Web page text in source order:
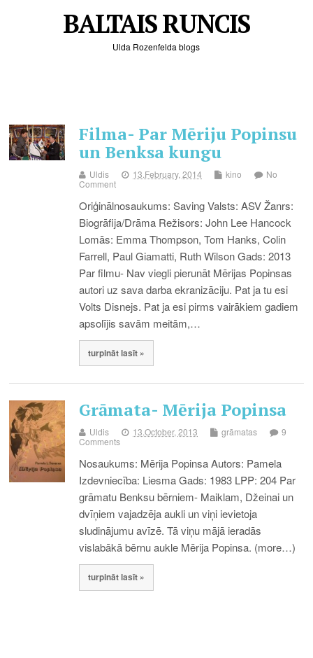
BALTAIS RUNCIS
Ulda Rozenfelda blogs
Filma- Par Mēriju Popinsu
un Benksa kungu
Uldis 13.February, 2014 kino
No
Comment
Oriģinālnosaukums: Saving Valsts: ASV Žanrs:
Biogrāfija/Drāma Režisors: John Lee Hancock
Lomās: Emma Thompson, Tom Hanks, Colin
Farrell, Paul Giamatti, Ruth Wilson Gads: 2013
Par filmu- Nav viegli pierunāt Mērijas Popinsas
autori uz sava darba ekranizāciju. Pat ja tu esi
Volts Disnejs. Pat ja esi pirms vairākiem gadiem
apsolījis savām meitām,…
turpināt lasīt »
Grāmata- Mērija Popinsa
Uldis 13.October, 2013 grāmatas
9
Comments
Nosaukums: Mērija Popinsa Autors: Pamela
Izdevniecība: Liesma Gads: 1983 LPP: 204 Par
grāmatu Benksu bērniem- Maiklam, Džeinai un
dvīņiem vajadzēja aukli un viņi ievietoja
sludinājumu avīzē. Tā viņu mājā ieradās
vislabākā bērnu aukle Mērija Popinsa. (more…)
turpināt lasīt »